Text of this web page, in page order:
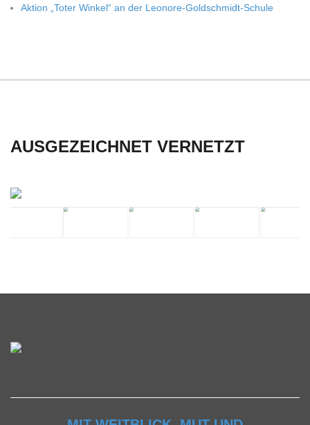
Aktion „Toter Win­kel“ an der Leonore-Goldschmidt-Schule
AUSGEZEICHNET VERNETZT